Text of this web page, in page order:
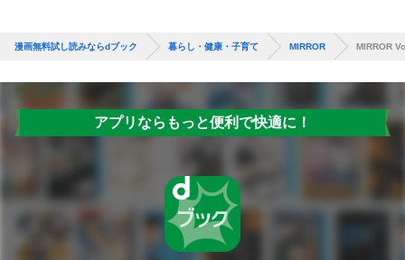
漫画無料試し読みならdブック 暮らし・健康・子育て MIRROR MIRROR
アプリならもっと便利で快適に！